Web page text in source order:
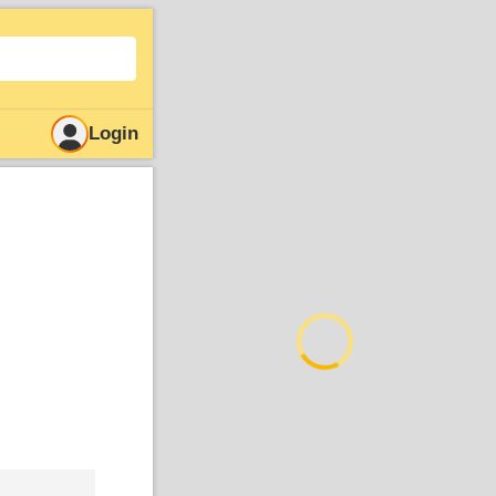
Login